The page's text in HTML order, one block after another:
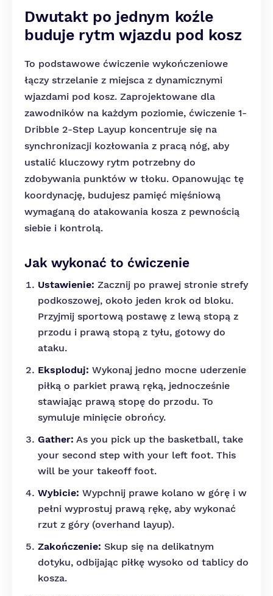
Dwutakt po jednym koźle
buduje rytm wjazdu pod kosz
To podstawowe ćwiczenie wykończeniowe
łączy strzelanie z miejsca z dynamicznymi
wjazdami pod kosz. Zaprojektowane dla
zawodników na każdym poziomie, ćwiczenie 1-
Dribble 2-Step Layup koncentruje się na
synchronizacji kozłowania z pracą nóg, aby
ustalić kluczowy rytm potrzebny do
zdobywania punktów w tłoku. Opanowując tę
koordynację, budujesz pamięć mięśniową
wymaganą do atakowania kosza z pewnością
siebie i kontrolą.
Jak wykonać to ćwiczenie
Ustawienie: Zacznij po prawej stronie strefy
podkoszowej, około jeden krok od bloku.
Przyjmij sportową postawę z lewą stopą z
przodu i prawą stopą z tyłu, gotowy do
ataku.
Eksploduj: Wykonaj jedno mocne uderzenie
piłką o parkiet prawą ręką, jednocześnie
stawiając prawą stopę do przodu. To
symuluje minięcie obrońcy.
Gather: As you pick up the basketball, take
your second step with your left foot. This
will be your takeoff foot.
Wybicie: Wypchnij prawe kolano w górę i w
pełni wyprostuj prawą rękę, aby wykonać
rzut z góry (overhand layup).
Zakończenie: Skup się na delikatnym
dotyku, odbijając piłkę wysoko od tablicy do
kosza.